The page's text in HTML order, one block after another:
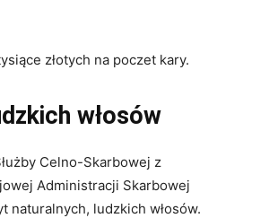
złotych na poczet kary.
włosów
Celno-Skarbowej z
Administracji Skarbowej
naturalnych, ludzkich włosów.